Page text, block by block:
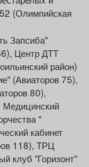
(Олимпийская
Запсиба"
Центр ДТТ
район)
(Авиаторов 75),
80),
"
кабинет
118), ТРЦ
клуб "Горизонт"